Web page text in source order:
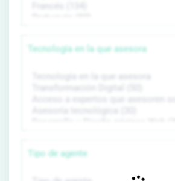
Tecnología en la que asesora
Tipo de agente